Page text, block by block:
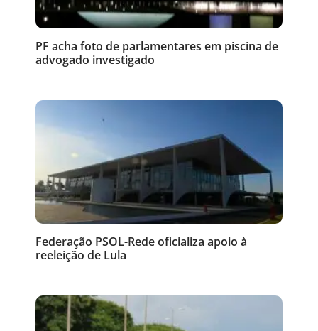
PF acha foto de parlamentares em piscina de
advogado investigado
Federação PSOL-Rede oficializa apoio à
reeleição de Lula